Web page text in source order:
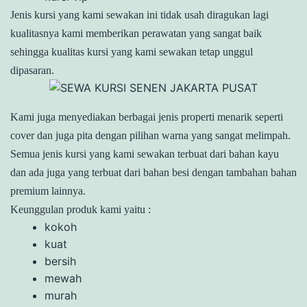
Jenis kursi yang kami sewakan ini tidak usah diragukan lagi
kualitasnya kami memberikan perawatan yang sangat baik
sehingga kualitas kursi yang kami sewakan tetap unggul
dipasaran.
Kami juga menyediakan berbagai jenis properti menarik seperti
cover dan juga pita dengan pilihan warna yang sangat melimpah.
Semua jenis kursi yang kami sewakan terbuat dari bahan kayu
dan ada juga yang terbuat dari bahan besi dengan tambahan bahan
premium lainnya.
Keunggulan produk kami yaitu :
kokoh
kuat
bersih
mewah
murah